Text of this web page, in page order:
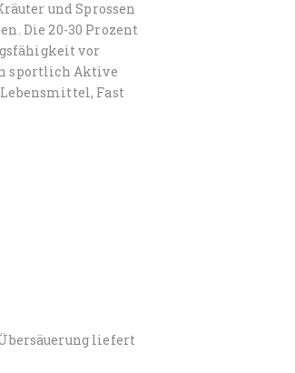
und Sprossen
Die 20-30 Prozent
vor
sportlich Aktive
Fast
liefert